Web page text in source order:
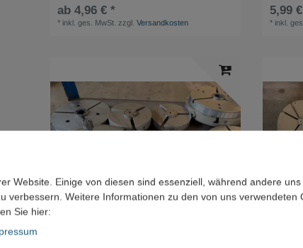
ab 4,96 € *
* inkl. ges. MwSt. zzgl.Versandkosten
5,99
* inkl.
Website. Einige von diesen sind essenziell, während andere
verbessern. Weitere Informationen zu den von uns verwendeten
Sie hier: